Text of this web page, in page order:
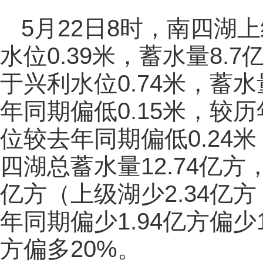
5月22日8时，南四湖
水位0.39米，蓄水量8.7
于兴利水位0.74米，蓄
年同期偏低0.15米，较
位较去年同期偏低0.24
四湖总蓄水量12.74亿方
亿方（上级湖少2.34亿
年同期偏少1.94亿方偏
方偏多20%。